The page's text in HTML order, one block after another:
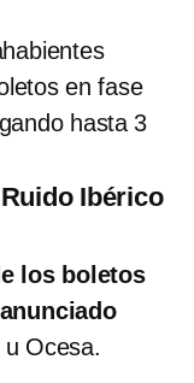
en fase
hasta 3
Ibérico
los boletos
Ocesa.